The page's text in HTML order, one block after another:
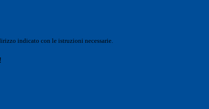
indicato con le istruzioni necessarie.